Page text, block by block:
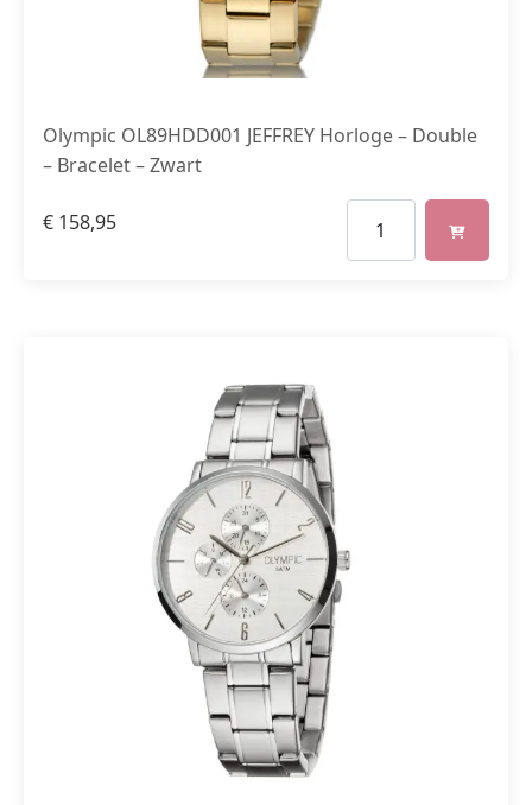
Olympic OL89HDD001 JEFFREY Horloge – Double
– Bracelet – Zwart
€ 158,95